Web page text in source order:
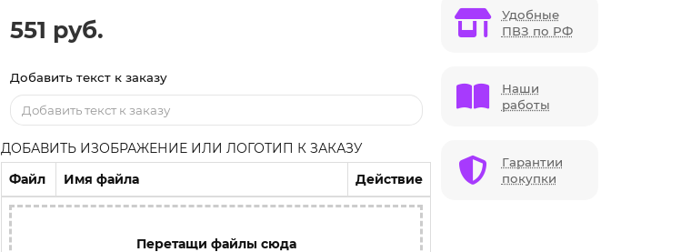
551 руб.
Добавить текст к заказу
ДОБАВИТЬ ИЗОБРАЖЕНИЕ ИЛИ ЛОГОТИП К ЗАКАЗУ
Файл
Имя файла Действие
Перетащи файлы сюда
Удобные
ПВЗ по РФ
Наши
работы
Гарантии
покупки